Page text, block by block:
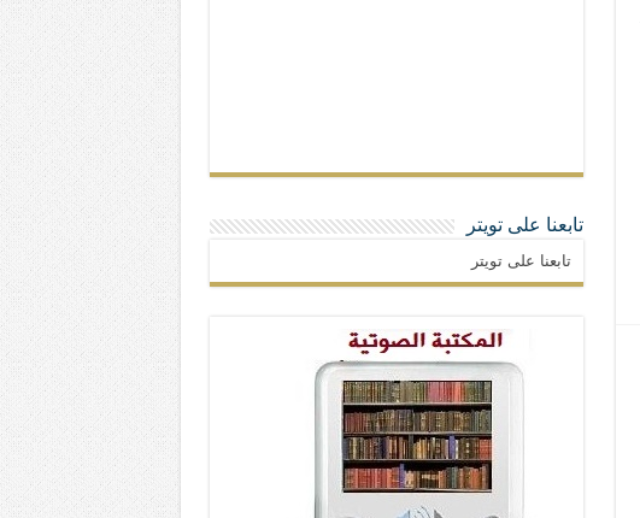
تابعنا على تويتر
تابعنا على تويتر